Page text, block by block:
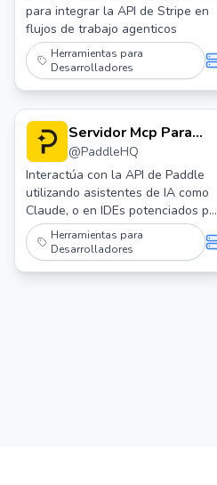
para integrar la API de Stripe en
flujos de trabajo agenticos
Herramientas para
Desarrolladores
Servidor Mcp Para
Facturación Paddle
@PaddleHQ
Interactúa con la API de Paddle
utilizando asistentes de IA como
Claude, o en IDEs potenciados por
IA como Cursor. Gestiona el
catálogo de productos, la
facturación y suscripciones, y los
Herramientas para
Desarrolladores